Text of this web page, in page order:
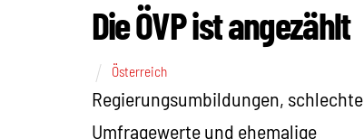
Die ÖVP ist angezählt
Österreich
Regierungsumbildungen, schlechte
Umfragewerte und ehemalige